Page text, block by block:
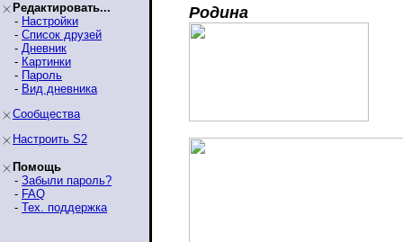
Редактировать...
- Настройки
- Список друзей
- Дневник
- Картинки
- Пароль
- Вид дневника
Сообщества
Настроить S2
Помощь
- Забыли пароль?
- FAQ
- Тех. поддержка
Родина